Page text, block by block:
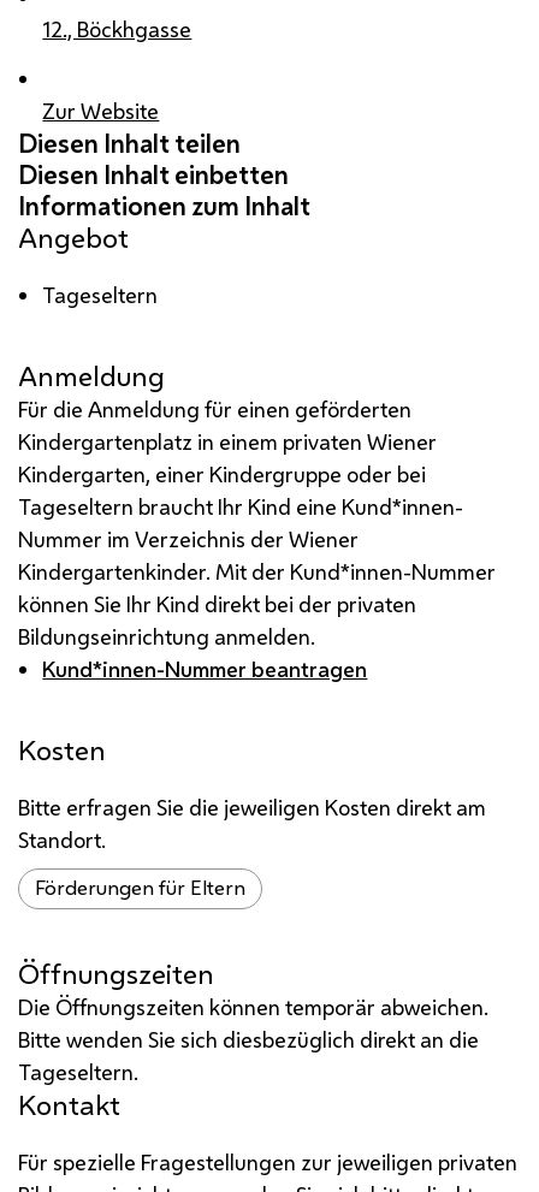
12., Böckhgasse
Zur Website
Angebot
Tageseltern
Anmeldung
Für die Anmeldung für einen geförderten
Kindergartenplatz in einem privaten Wiener
Kindergarten, einer Kindergruppe oder bei
Tageseltern braucht Ihr Kind eine Kund*innen-
Nummer im Verzeichnis der Wiener
Kindergartenkinder. Mit der Kund*innen-Nummer
können Sie Ihr Kind direkt bei der privaten
Bildungseinrichtung anmelden.
Kund*innen-Nummer beantragen
Kosten
Bitte erfragen Sie die jeweiligen Kosten direkt am
Standort.
Förderungen für Eltern
Öffnungszeiten
Die Öffnungszeiten können temporär abweichen.
Bitte wenden Sie sich diesbezüglich direkt an die
Tageseltern.
Kontakt
Für spezielle Fragestellungen zur jeweiligen privaten